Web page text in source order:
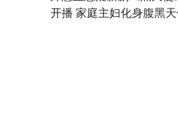
开播 家庭主妇化身腹黑天